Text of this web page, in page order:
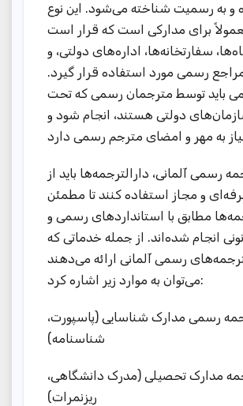
و به رسمیت شناخته می‌شود. این نوع
برای مدارکی است که قرار است
سفارتخانه‌ها، اداره‌های دولتی، و
رسمی مورد استفاده قرار گیرد.
باید توسط مترجمان رسمی که تحت
دولتی هستند، انجام شود و
رسمی آلمانی، دارالترجمه‌ها باید از
و مجاز استفاده کنند تا مطمئن
مطابق با استانداردهای رسمی و
انجام شده‌اند. از جمله خدماتی که
رسمی آلمانی ارائه می‌دهند
می‌توان به موارد زیر اشاره کرد:
رسمی مدارک شناسایی (پاسپورت،
شناسنامه)
مدارک تحصیلی (مدرک دانشگاهی،
ریزنمرات)